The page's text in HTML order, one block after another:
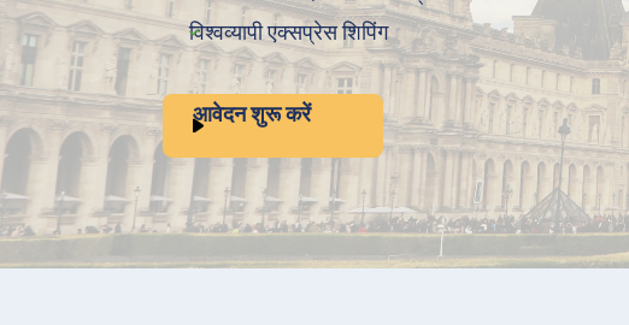
विश्वव्यापी एक्सप्रेस शिपिंग
आवेदन शुरू करें